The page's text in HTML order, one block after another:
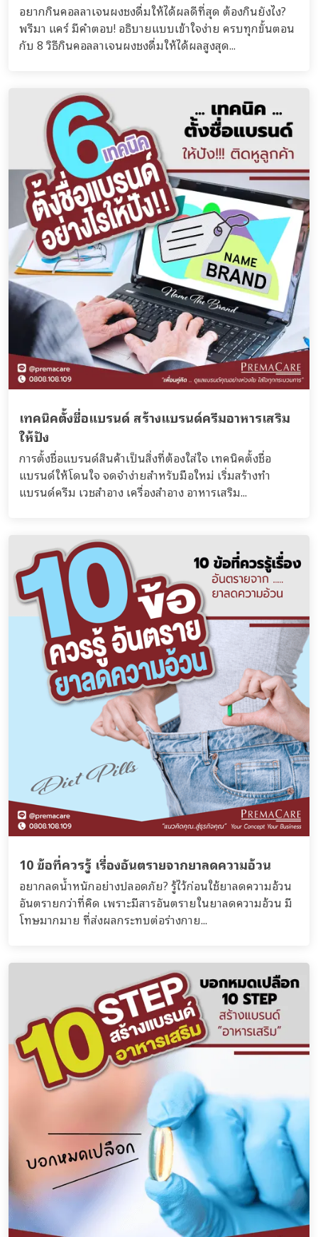
อยากกินคอลลาเจนผงชงดื่มให้ได้ผลดีที่สุด ต้องกินยังไง?
พรีมา แคร์ มีคำตอบ! อธิบายแบบเข้าใจง่าย ครบทุกขั้นตอน
กับ 8 วิธีกินคอลลาเจนผงชงดื่มให้ได้ผลสูงสุด...
เทคนิคตั้งชื่อแบรนด์ สร้างแบรนด์ครีมอาหารเสริม
ให้ปัง
การตั้งชื่อแบรนด์สินค้าเป็นสิ่งที่ต้องใส่ใจ เทคนิคตั้งชื่อ
แบรนด์ให้โดนใจ จดจำง่ายสำหรับมือใหม่ เริ่มสร้างทำ
แบรนด์ครีม เวชสำอาง เครื่องสำอาง อาหารเสริม...
10 ข้อที่ควรรู้ เรื่องอันตรายจากยาลดความอ้วน
อยากลดน้ำหนักอย่างปลอดภัย? รู้ไว้ก่อนใช้ยาลดความอ้วน
อันตรายกว่าที่คิด เพราะมีสารอันตรายในยาลดความอ้วน มี
โทษมากมาย ที่ส่งผลกระทบต่อร่างกาย...